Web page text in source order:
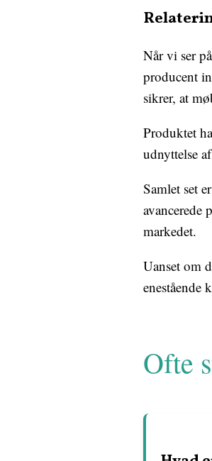
Når vi ser
producent
sikrer, at
Produktet
udnyttelse
Samlet set
avancerede
markedet.
Uanset om
enestående
Ofte